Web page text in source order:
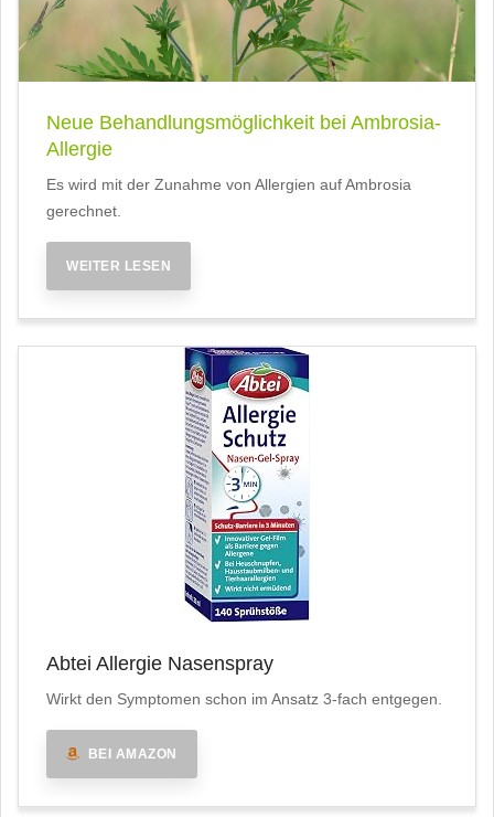
Neue Behandlungsmöglichkeit bei Ambrosia-
Allergie
Es wird mit der Zunahme von Allergien auf Ambrosia
gerechnet.
WEITER LESEN
Abtei Allergie Nasenspray
Wirkt den Symptomen schon im Ansatz 3-fach entgegen.
BEI AMAZON